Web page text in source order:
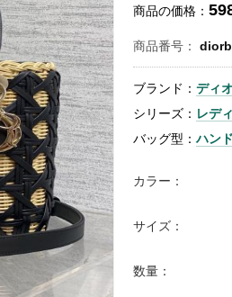
商品の価格：
商品番号：
ブランド： ディ
シリーズ： レデ
バッグ型：ハン
カラー：
サイズ：
数量：